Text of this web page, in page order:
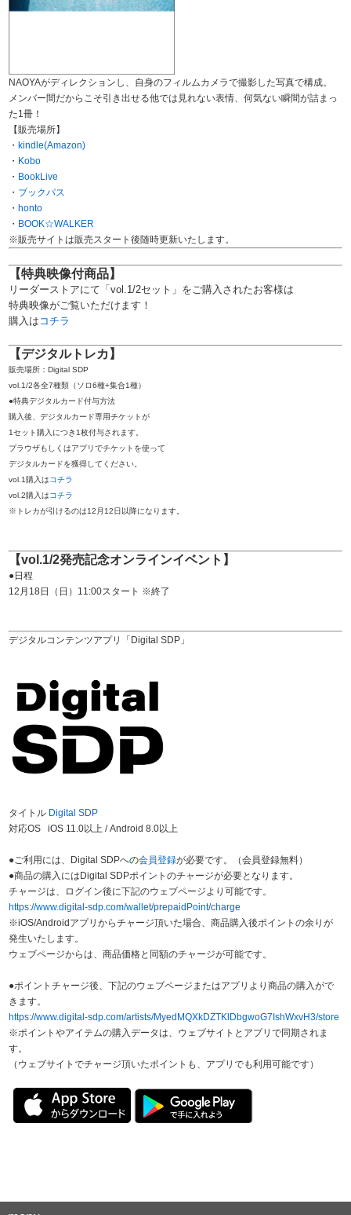
NAOYAがディレクションし、自身のフィルムカメラで撮影した写真で構成。
メンバー間だからこそ引き出せる他では見れない表情、何気ない瞬間が詰まっ
た1冊！
【販売場所】
・ kindle(Amazon)
・ Kobo
・ BookLive
・ ブックパス
・ honto
・ BOOK☆WALKER
※販売サイトは販売スタート後随時更新いたします。
【特典映像付商品】
リーダーストアにて「vol.1/2セット」をご購入されたお客様は
特典映像がご覧いただけます！
購入は コチラ
【デジタルトレカ】
販売場所：Digital SDP
vol.1/2各全7種類（ソロ6種+集合1種）
●特典デジタルカード付与方法
購入後、デジタルカード専用チケットが
1セット購入につき1枚付与されます。
プラウザもしくはアプリでチケットを使って
デジタルカードを獲得してください。
vol.1購入はコチラ
vol.2購入はコチラ
※トレカが引けるのは12月12日以降になります。
【vol.1/2発売記念オンラインイベント】
●日程
12月18日（日）11:00スタート ※終了
デジタルコンテンツアプリ「Digital SDP」
タイトル Digital SDP
対応OS iOS 11.0以上 / Android 8.0以上
●ご利用には、Digital SDPへの会員登録が必要です。（会員登録無料）
●商品の購入にはDigital SDPポイントのチャージが必要となります。
チャージは、ログイン後に下記のウェブページより可能です。
https://www.digital-sdp.com/wallet/prepaidPoint/charge
※iOS/Androidアプリからチャージ頂いた場合、商品購入後ポイントの余りが
発生いたします。
ウェブページからは、商品価格と同額のチャージが可能です。
●ポイントチャージ後、下記のウェブページまたはアプリより商品の購入がで
きます。
https://www.digital-sdp.com/artists/MyedMQXkDZTKlDbgwoG7IshWxvH3/store
※ポイントやアイテムの購入データは、ウェブサイトとアプリで同期されま
す。
（ウェブサイトでチャージ頂いたポイントも、アプリでも利用可能です）